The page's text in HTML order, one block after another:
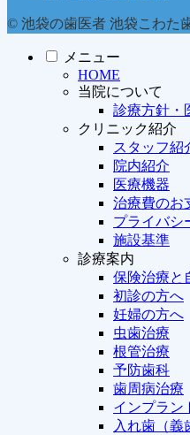
© 池袋の歯医者 池袋こわた
メニュー
HOME
当院について
診療方針・
クリニック紹介
スタッフ紹
院内紹介
医療機器
治療費のお
プライバシ
施設基準
診療案内
保険治療と
初診の方へ
妊婦の方へ
虫歯治療
根管治療
予防歯科
歯周病治療
インプラン
入れ歯（義